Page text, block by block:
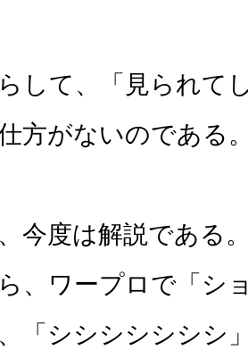
して、「見られて
方がないのである
今度は解説である
、ワープロで「シ
「シシシシシシシ